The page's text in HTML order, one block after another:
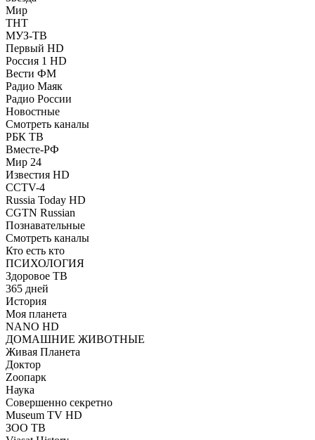
Мир
ТНТ
МУЗ-ТВ
Первый HD
Россия 1 HD
Вести ФМ
Радио Маяк
Радио России
Новостные
Смотреть каналы
РБК ТВ
Вместе-РФ
Мир 24
Известия HD
CCTV-4
Russia Today HD
CGTN Russian
Познавательные
Смотреть каналы
Кто есть кто
ПСИХОЛОГИЯ
Здоровое ТВ
365 дней
История
Моя планета
NANO HD
ДОМАШНИЕ ЖИВОТНЫЕ
Живая Планета
Доктор
Zooпарк
Наука
Совершенно секретно
Museum TV HD
ЗОО ТВ